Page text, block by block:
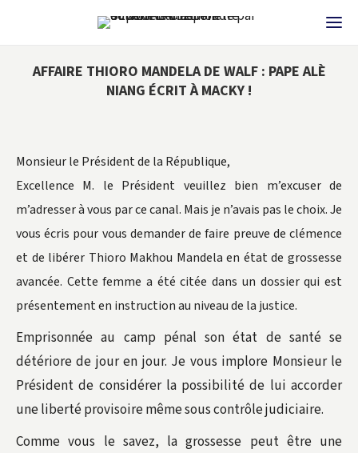
AFFAIRE THIORO MANDELA DE WALF : PAPE ALÈ
NIANG ÉCRIT À MACKY !
Monsieur le Président de la République,
Excellence M. le Président veuillez bien m’excuser de
m’adresser à vous par ce canal. Mais je n’avais pas le choix. Je
vous écris pour vous demander de faire preuve de clémence
et de libérer Thioro Makhou Mandela en état de grossesse
avancée. Cette femme a été citée dans un dossier qui est
présentement en instruction au niveau de la justice.
Emprisonnée au camp pénal son état de santé se
détériore de jour en jour. Je vous implore Monsieur le
Président de considérer la possibilité de lui accorder
une liberté provisoire même sous contrôle judiciaire.
Comme vous le savez, la grossesse peut être une